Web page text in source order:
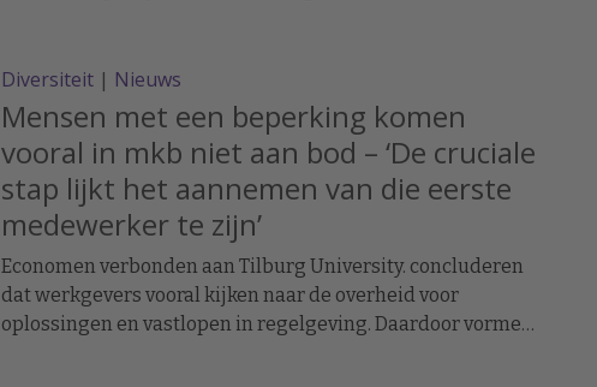
verminderen en diversiteit vergroten.
Diversiteit | Nieuws
Mensen met een beperking komen
vooral in mkb niet aan bod – ‘De cruciale
stap lijkt het aannemen van die eerste
medewerker te zijn’
Economen verbonden aan Tilburg University. concluderen
dat werkgevers vooral kijken naar de overheid voor
oplossingen en vastlopen in regelgeving. Daardoor vormen